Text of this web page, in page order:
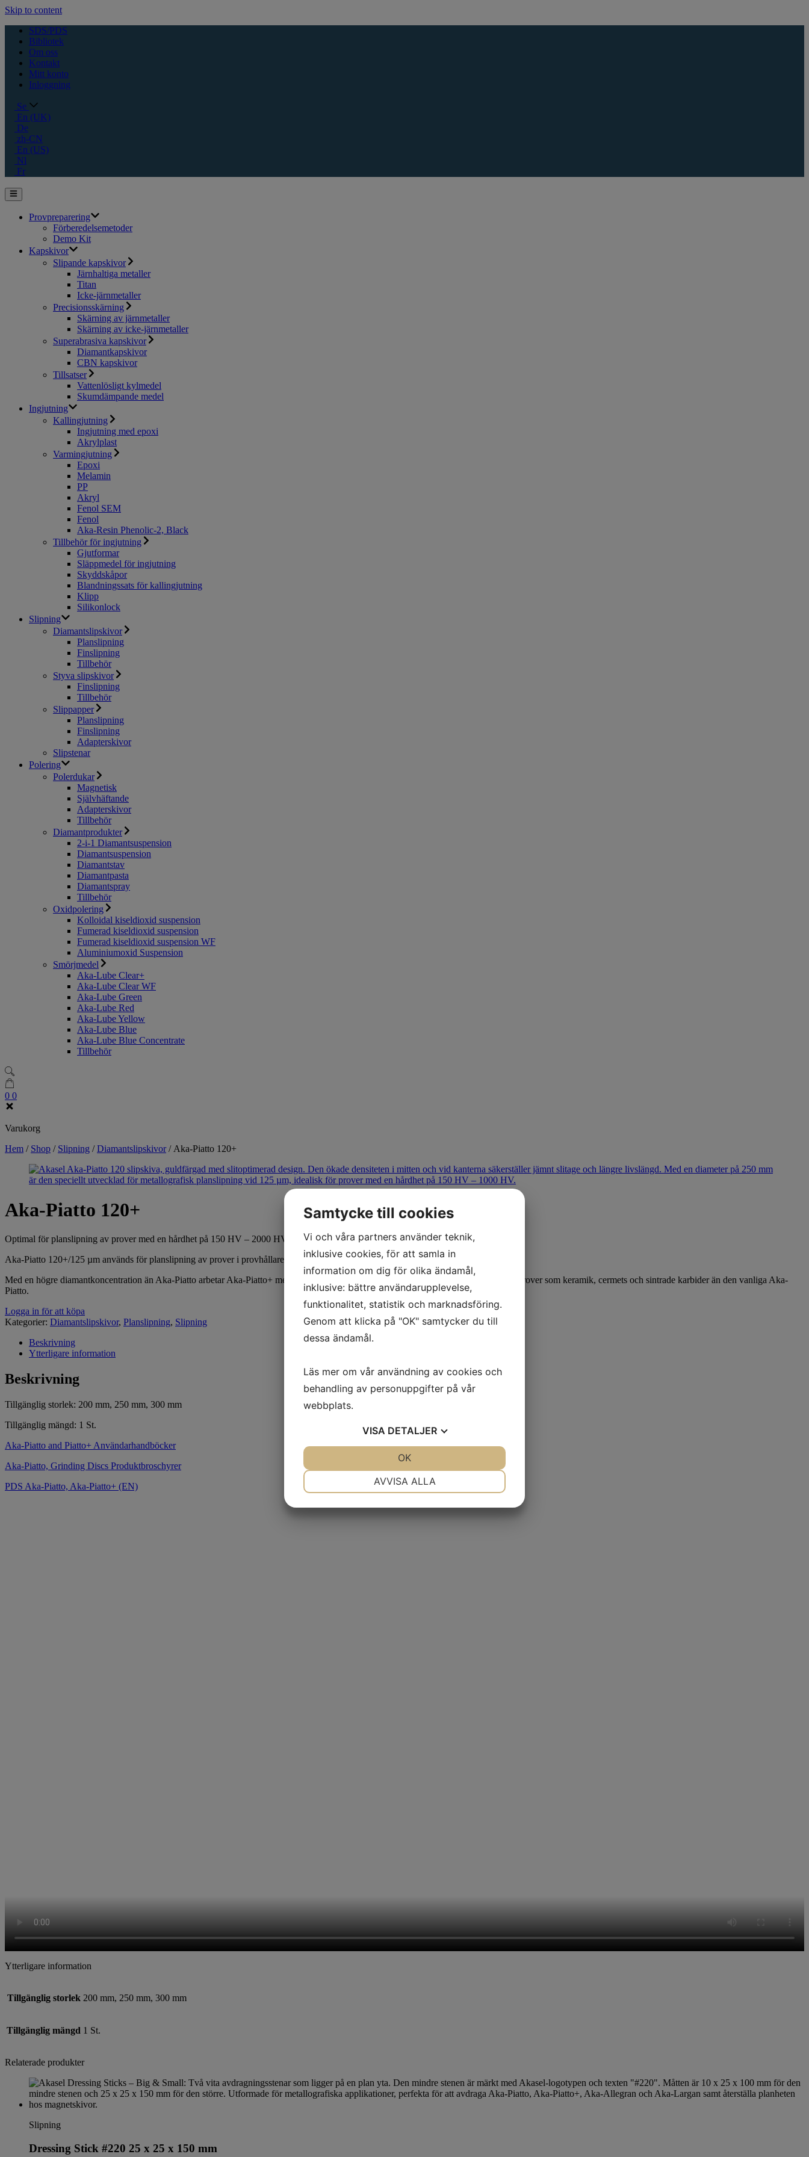
Skip to content
SDS/PDS
Bibliotek
Om oss
Kontakt
Mitt konto
Inloggning
Se
En (UK)
De
zh-CN
En (US)
Nl
Fr
Provpreparering
Förberedelsemetoder
Demo Kit
Kapskivor
Slipande kapskivor
Järnhaltiga metaller
Titan
Icke-järnmetaller
Precisionsskärning
Skärning av järnmetaller
Skärning av icke-järnmetaller
Superabrasiva kapskivor
Diamantkapskivor
CBN kapskivor
Tillsatser
Vattenlösligt kylmedel
Skumdämpande medel
Ingjutning
Kallingjutning
Ingjutning med epoxi
Akrylplast
Varmingjutning
Epoxi
Melamin
PP
Akryl
Fenol SEM
Fenol
Aka-Resin Phenolic-2, Black
Tillbehör för ingjutning
Gjutformar
Släppmedel för ingjutning
Skyddskåpor
Blandningssats för kallingjutning
Klipp
Silikonlock
Slipning
Diamantslipskivor
Planslipning
Finslipning
Tillbehör
Styva slipskivor
Finslipning
Tillbehör
Slippapper
Planslipning
Finslipning
Adapterskivor
Slipstenar
Polering
Polerdukar
Magnetisk
Självhäftande
Adapterskivor
Tillbehör
Diamantprodukter
2-i-1 Diamantsuspension
Diamantsuspension
Diamantstav
Diamantpasta
Diamantspray
Tillbehör
Oxidpolering
Kolloidal kiseldioxid suspension
Fumerad kiseldioxid suspension
Fumerad kiseldioxid suspension WF
Aluminiumoxid Suspension
Smörjmedel
Aka-Lube Clear+
Aka-Lube Clear WF
Aka-Lube Green
Aka-Lube Red
Aka-Lube Yellow
Aka-Lube Blue
Aka-Lube Blue Concentrate
Tillbehör
0 0
Varukorg
Hem / Shop / Slipning /Diamantslipskivor / Aka-Piatto 120+
Aka-Piatto 120+
Optimal för planslipning av prover med en hårdhet på 150 HV – 2000 HV.
Aka-Piatto 120+/125 µm används för planslipning av prover i provhållare, där en stor mängd material behöver avlägsnas.
Med en högre diamantkoncentration än Aka-Piatto arbetar Aka-Piatto+ mer skonsamt i slipsteget och är därför bättre lämpad för spröda prover som keramik, cermets och sintrade karbider än den vanliga Aka-
Piatto.
Logga in för att köpa
Kategorier: Diamantslipskivor, Planslipning, Slipning
Beskrivning
Ytterligare information
Beskrivning
Tillgänglig storlek: 200 mm, 250 mm, 300 mm
Tillgänglig mängd: 1 St.
Aka-Piatto and Piatto+ Användarhandböcker
Aka-Piatto, Grinding Discs Produktbroschyrer
PDS Aka-Piatto, Aka-Piatto+ (EN)
Ytterligare information
Tillgänglig storlek 200 mm, 250 mm, 300 mm
Tillgänglig mängd 1 St.
Relaterade produkter
Slipning
Dressing Stick #220 25 x 25 x 150 mm
Samtycke till cookies
Vi och våra partners använder teknik,
inklusive cookies, för att samla in
information om dig för olika ändamål,
inklusive: bättre användarupplevelse,
funktionalitet, statistik och marknadsföring.
Genom att klicka på "OK" samtycker du till
dessa ändamål.
Läs mer om vår användning av cookies och
behandling av personuppgifter på vår
webbplats.
VISA DETALJER
AVVISA ALLA
OK